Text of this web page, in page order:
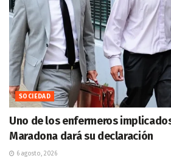
SOCIEDAD
Uno de los enfermeros
Maradona dará su declaración
6 agosto, 2026